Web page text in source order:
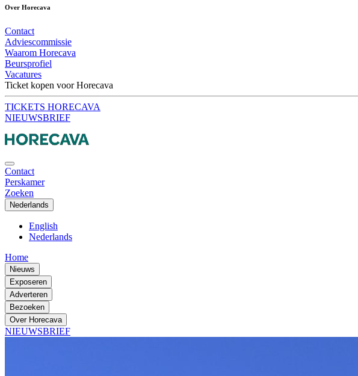
Over Horecava
Contact
Adviescommissie
Waarom Horecava
Beursprofiel
Vacatures
Ticket kopen voor Horecava
TICKETS HORECAVA
NIEUWSBRIEF
Contact
Perskamer
Zoeken
Nederlands
English
Nederlands
Home
Nieuws
Exposeren
Adverteren
Bezoeken
Over Horecava
NIEUWSBRIEF